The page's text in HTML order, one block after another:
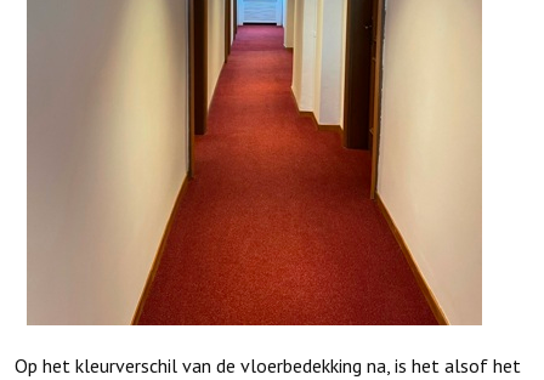
Op het kleurverschil van de vloerbedekking na, is het alsof het